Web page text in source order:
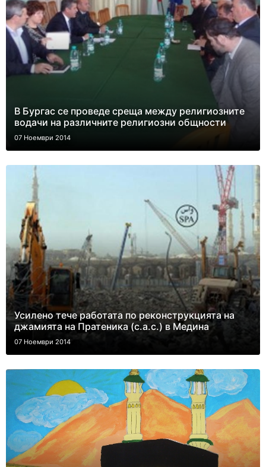
В Бургас се проведе среща между религиозните
водачи на различните религиозни общности
07 Ноември 2014
Усилено тече работата по реконструкцията на
джамията на Пратеника (с.а.с.) в Медина
07 Ноември 2014